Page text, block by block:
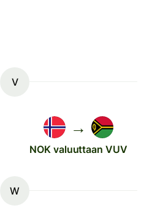
V
→
NOK valuuttaan VUV
W